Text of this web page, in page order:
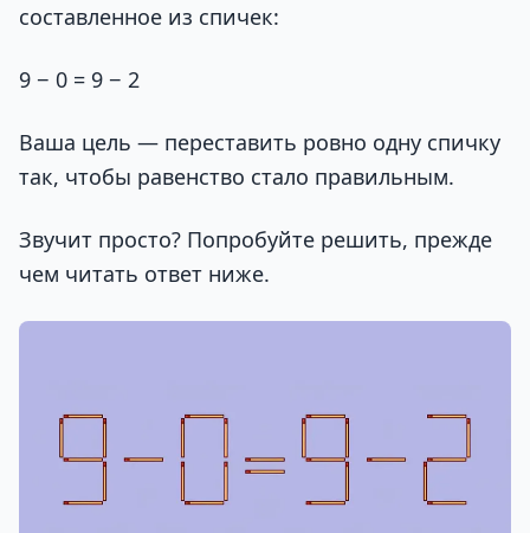
составленное из спичек:
9 − 0 = 9 − 2
Ваша цель — переставить ровно одну спичку
так, чтобы равенство стало правильным.
Звучит просто? Попробуйте решить, прежде
чем читать ответ ниже.